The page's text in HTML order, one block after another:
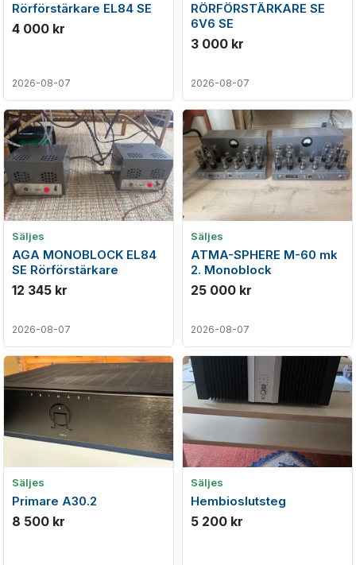
Rörförstärkare EL84 SE
4 000 kr
2026-08-07
RÖRFÖRSTÄRKARE SE
6V6 SE
3 000 kr
2026-08-07
Säljes
AGA MONOBLOCK EL84
SE Rörförstärkare
12 345 kr
2026-08-07
Säljes
ATMA-SPHERE M-60 mk
2. Monoblock
25 000 kr
2026-08-07
Säljes
Primare A30.2
8 500 kr
Säljes
Hembioslutsteg
5 200 kr